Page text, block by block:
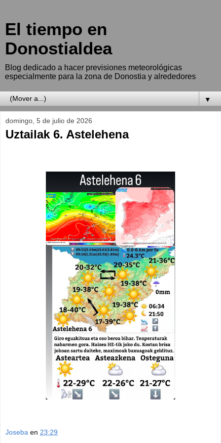
El tiempo en
Donostialdea
Blog dedicado a hacer previsiones meteorológicas
especialmente para la zona de Donostia y alrededores
▼
domingo, 5 de julio de 2026
Uztailak 6. Astelehena
Joseba en 23:29